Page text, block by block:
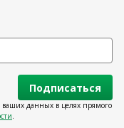
Подписаться
ваших данных в целях прямого
.